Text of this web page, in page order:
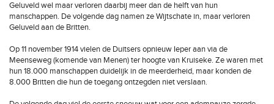
Geluveld wel maar verloren daarbij meer dan de helft van hun
manschappen. De volgende dag namen ze Wijtschate in, maar verloren
Geluveld aan de Britten.
Op 11 november 1914 vielen de Duitsers opnieuw Ieper aan via de
Meenseweg (komende van Menen) ter hoogte van Kruiseke. Ze waren met
hun 18.000 manschappen duidelijk in de meerderheid, maar konden de
8.000 Britten die hun de toegang ontzegden niet verslaan.